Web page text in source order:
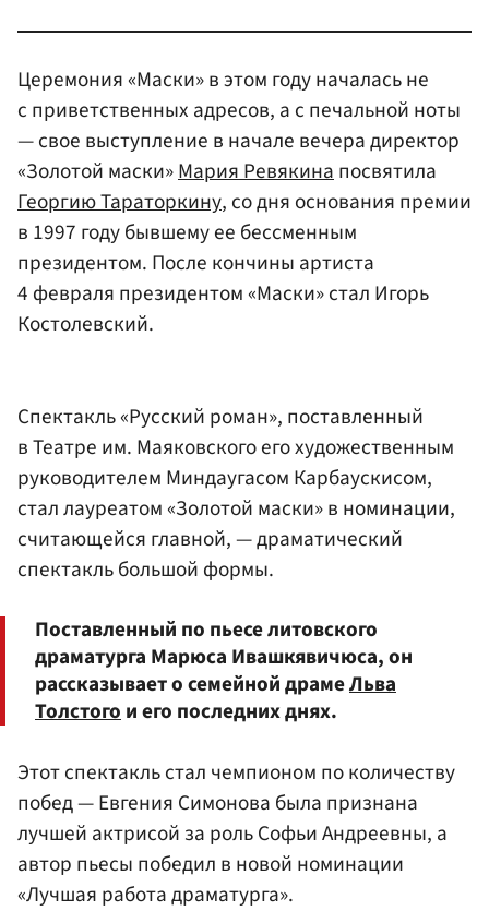
Церемония «Маски» в этом году началась не
с приветственных адресов, а с печальной ноты
— свое выступление в начале вечера директор
«Золотой маски»Мария Ревякинапосвятила
Георгию Тараторкину, со дня основания премии
в 1997 году бывшему ее бессменным
президентом. После кончины артиста
4 февраля президентом «Маски» стал Игорь
Костолевский.
Спектакль «Русский роман», поставленный
в Театре им. Маяковского его художественным
руководителем Миндаугасом Карбаускисом,
стал лауреатом «Золотой маски» в номинации,
считающейся главной, — драматический
спектакль большой формы.
Поставленный по пьесе литовского
драматурга Марюса Ивашкявичюса, он
рассказывает о семейной драмеЛьва
Толстогои его последних днях.
Этот спектакль стал чемпионом по количеству
побед — Евгения Симонова была признана
лучшей актрисой за роль Софьи Андреевны, а
автор пьесы победил в новой номинации
«Лучшая работа драматурга».